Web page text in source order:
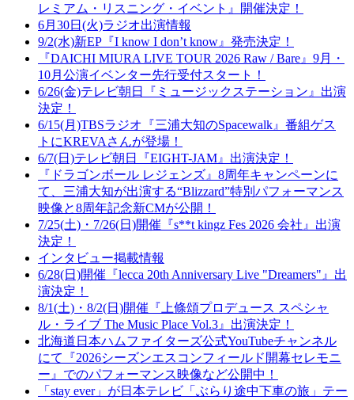
レミアム・リスニング・イベント』開催決定！
6月30日(火)ラジオ出演情報
9/2(水)新EP『I know I don’t know』発売決定！
『DAICHI MIURA LIVE TOUR 2026 Raw / Bare』9月・
10月公演イベンター先行受付スタート！
6/26(金)テレビ朝日『ミュージックステーション』出演
決定！
6/15(月)TBSラジオ『三浦大知のSpacewalk』番組ゲス
トにKREVAさんが登場！
6/7(日)テレビ朝日『EIGHT-JAM』出演決定！
『ドラゴンボール レジェンズ』8周年キャンペーンに
て、三浦大知が出演する“Blizzard”特別パフォーマンス
映像と8周年記念新CMが公開！
7/25(土)・7/26(日)開催『s**t kingz Fes 2026 会社』出演
決定！
インタビュー掲載情報
6/28(日)開催『lecca 20th Anniversary Live "Dreamers"』出
演決定！
8/1(土)・8/2(日)開催『上條頌プロデュース スペシャ
ル・ライブ The Music Place Vol.3』出演決定！
北海道日本ハムファイターズ公式YouTubeチャンネル
にて『2026シーズンエスコンフィールド開幕セレモニ
ー』でのパフォーマンス映像など公開中！
「stay ever」が日本テレビ「ぶらり途中下車の旅」テー